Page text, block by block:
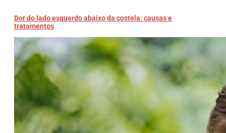
Dor do lado esquerdo abaixo da costela: causas e
tratamentos